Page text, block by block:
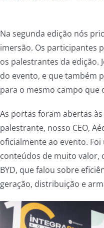
Na segunda edição nós
imersão. Os participantes
os palestrantes da edição.
do evento, e que também
para o mesmo campo que
As portas foram abertas
palestrante, nosso CEO,
oficialmente ao evento.
conteúdos de muito valor,
BYD, que falou sobre
geração, distribuição e